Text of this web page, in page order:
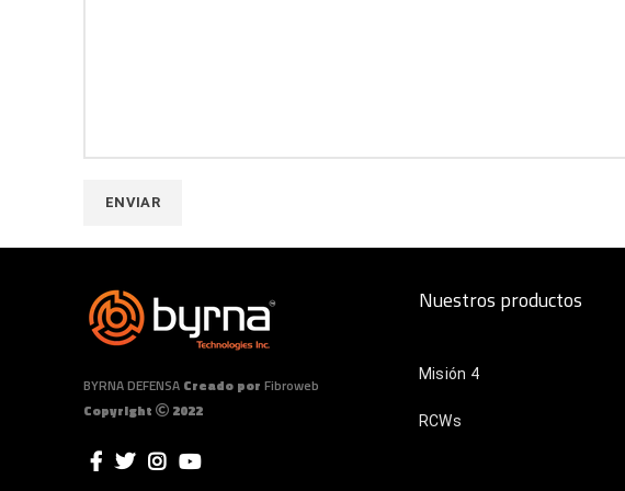
BYRNA DEFENSA Creado por Fibroweb
Copyright
2022
Nuestros productos
Misión 4
RCWs